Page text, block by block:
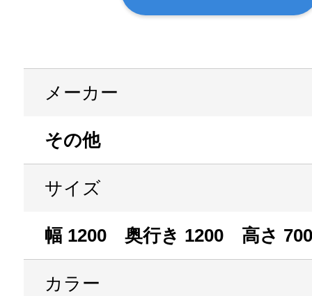
メーカー
その他
サイズ
幅 1200 奥行き 1200 高さ 700
カラー